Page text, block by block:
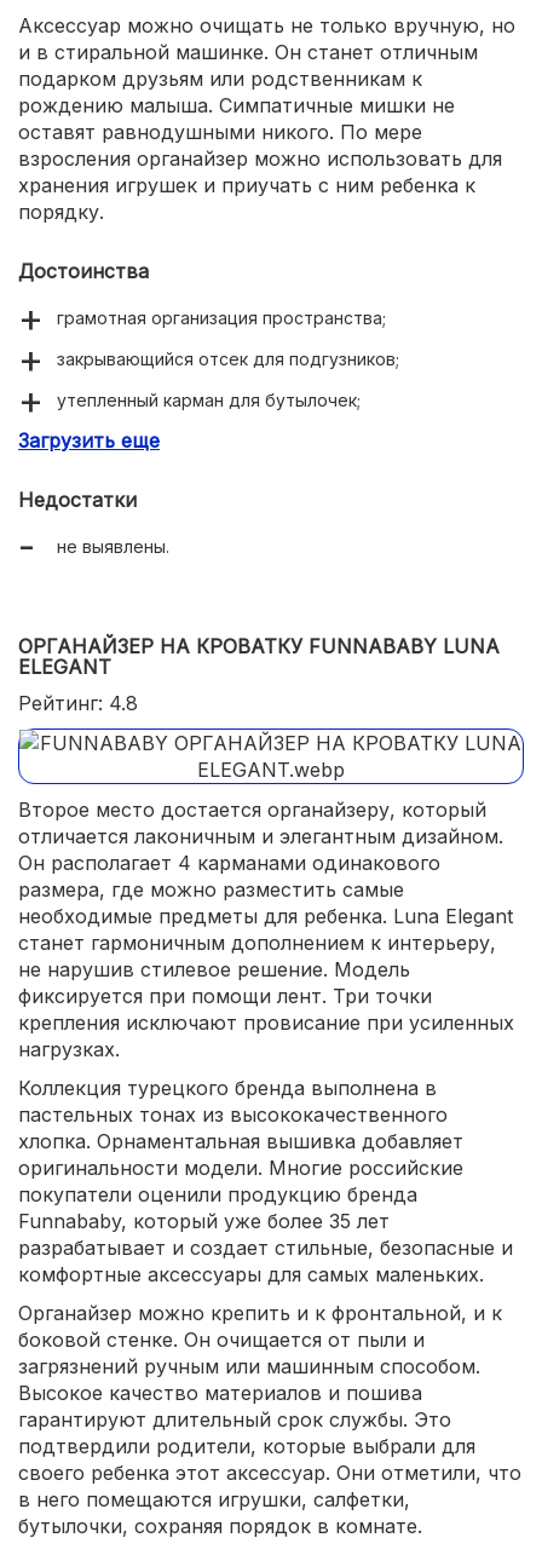
Аксессуар можно очищать не только вручную, но
и в стиральной машинке. Он станет отличным
подарком друзьям или родственникам к
рождению малыша. Симпатичные мишки не
оставят равнодушными никого. По мере
взросления органайзер можно использовать для
хранения игрушек и приучать с ним ребенка к
порядку.
Достоинства
грамотная организация пространства;
закрывающийся отсек для подгузников;
утепленный карман для бутылочек;
красочное стильное оформление;
Загрузить еще
Недостатки
не выявлены.
ОРГАНАЙЗЕР НА КРОВАТКУ FUNNABABY LUNA
ELEGANT
Рейтинг: 4.8
Второе место достается органайзеру, который
отличается лаконичным и элегантным дизайном.
Он располагает 4 карманами одинакового
размера, где можно разместить самые
необходимые предметы для ребенка. Luna Elegant
станет гармоничным дополнением к интерьеру,
не нарушив стилевое решение. Модель
фиксируется при помощи лент. Три точки
крепления исключают провисание при усиленных
нагрузках.
Коллекция турецкого бренда выполнена в
пастельных тонах из высококачественного
хлопка. Орнаментальная вышивка добавляет
оригинальности модели. Многие российские
покупатели оценили продукцию бренда
Funnababy, который уже более 35 лет
разрабатывает и создает стильные, безопасные и
комфортные аксессуары для самых маленьких.
Органайзер можно крепить и к фронтальной, и к
боковой стенке. Он очищается от пыли и
загрязнений ручным или машинным способом.
Высокое качество материалов и пошива
гарантируют длительный срок службы. Это
подтвердили родители, которые выбрали для
своего ребенка этот аксессуар. Они отметили, что
в него помещаются игрушки, салфетки,
бутылочки, сохраняя порядок в комнате.